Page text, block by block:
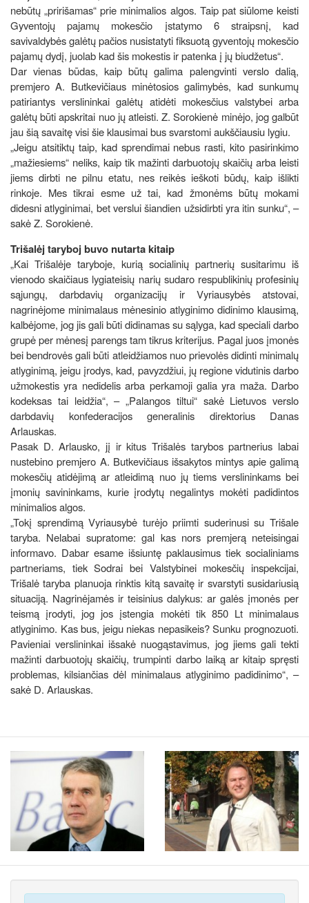
nebūtų „pririšamas“ prie minimalios algos. Taip pat siūlome keisti
Gyventojų pajamų mokesčio įstatymo 6 straipsnį, kad
savivaldybės galėtų pačios nusistatyti fiksuotą gyventojų mokesčio
pajamų dydį, juolab kad šis mokestis ir patenka į jų biudžetus“.
Dar vienas būdas, kaip būtų galima palengvinti verslo dalią,
premjero A. Butkevičiaus minėtosios galimybės, kad sunkumų
patiriantys verslininkai galėtų atidėti mokesčius valstybei arba
galėtų būti apskritai nuo jų atleisti. Z. Sorokienė minėjo, jog galbūt
jau šią savaitę visi šie klausimai bus svarstomi aukščiausiu lygiu.
„Jeigu atsitiktų taip, kad sprendimai nebus rasti, kito pasirinkimo
„mažiesiems“ neliks, kaip tik mažinti darbuotojų skaičių arba leisti
jiems dirbti ne pilnu etatu, nes reikės ieškoti būdų, kaip išlikti
rinkoje. Mes tikrai esme už tai, kad žmonėms būtų mokami
didesni atlyginimai, bet verslui šiandien užsidirbti yra itin sunku“, –
sakė Z. Sorokienė.
Trišalėj taryboj buvo nutarta kitaip
„Kai Trišalėje taryboje, kurią socialinių partnerių susitarimu iš
vienodo skaičiaus lygiateisių narių sudaro respublikinių profesinių
sąjungų, darbdavių organizacijų ir Vyriausybės atstovai,
nagrinėjome minimalaus mėnesinio atlyginimo didinimo klausimą,
kalbėjome, jog jis gali būti didinamas su sąlyga, kad speciali darbo
grupė per mėnesį parengs tam tikrus kriterijus. Pagal juos įmonės
bei bendrovės gali būti atleidžiamos nuo prievolės didinti minimalų
atlyginimą, jeigu įrodys, kad, pavyzdžiui, jų regione vidutinis darbo
užmokestis yra nedidelis arba perkamoji galia yra maža. Darbo
kodeksas tai leidžia“, – „Palangos tiltui“ sakė Lietuvos verslo
darbdavių konfederacijos generalinis direktorius Danas
Arlauskas.
Pasak D. Arlausko, jį ir kitus Trišalės tarybos partnerius labai
nustebino premjero A. Butkevičiaus išsakytos mintys apie galimą
mokesčių atidėjimą ar atleidimą nuo jų tiems verslininkams bei
įmonių savininkams, kurie įrodytų negalintys mokėti padidintos
minimalios algos.
„Tokį sprendimą Vyriausybė turėjo priimti suderinusi su Trišale
taryba. Nelabai supratome: gal kas nors premjerą neteisingai
informavo. Dabar esame išsiuntę paklausimus tiek socialiniams
partneriams, tiek Sodrai bei Valstybinei mokesčių inspekcijai,
Trišalė taryba planuoja rinktis kitą savaitę ir svarstyti susidariusią
situaciją. Nagrinėjamės ir teisinius dalykus: ar galės įmonės per
teismą įrodyti, jog jos įstengia mokėti tik 850 Lt minimalaus
atlyginimo. Kas bus, jeigu niekas nepasikeis? Sunku prognozuoti.
Pavieniai verslininkai išsakė nuogąstavimus, jog jiems gali tekti
mažinti darbuotojų skaičių, trumpinti darbo laiką ar kitaip spręsti
problemas, kilsiančias dėl minimalaus atlyginimo padidinimo“, –
sakė D. Arlauskas.